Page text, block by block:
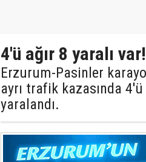
4'ü ağır 8 yaralı
Erzurum-Pasinler
ayrı trafik kazasında
yaralandı.